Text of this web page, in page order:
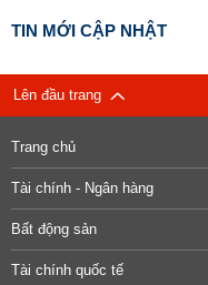
TIN MỚI CẬP NHẬT
Lên đầu trang
Trang chủ
Tài chính - Ngân hàng
Bất động sản
Tài chính quốc tế